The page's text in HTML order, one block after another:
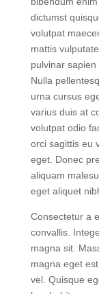
massa eget
bibendum enim
dictumst
volutpat
mattis
pulvinar sapien
Nulla
urna cursus
varius duis at
volutpat odio
orci sagittis eu
eget. Donec
aliquam
eget aliquet nibh.
Consectetur a
convallis.
magna sit.
magna eget